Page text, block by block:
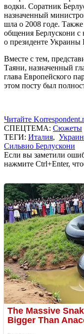
водки. Соратник
назначенный
шла о 2008 годе.
общения Берлускони
о президенте Украины
Вместе с тем,
Таяни, назначенный
глава Европейского
этом посту был
Читайте
СПЕЦТЕМА: Сюжеты
ТЕГИ: Италия,
Сильвио Берлускони
Если вы заметили
нажмите Ctrl+Enter,